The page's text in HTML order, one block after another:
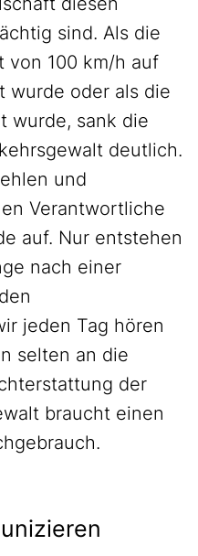
sind. Als die
von 100 km/h auf
wurde oder als die
wurde, sank die
deutlich.
und
Verantwortliche
auf. Nur entstehen
nach einer
jeden Tag hören
selten an die
der
braucht einen